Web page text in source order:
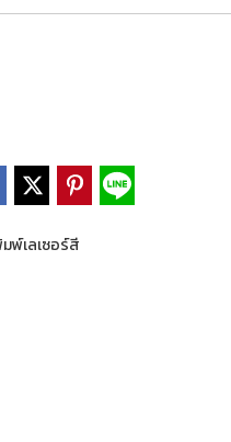
พ์เลเซอร์สี